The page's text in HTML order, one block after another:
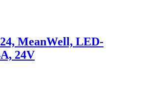
MeanWell, LED-
24V